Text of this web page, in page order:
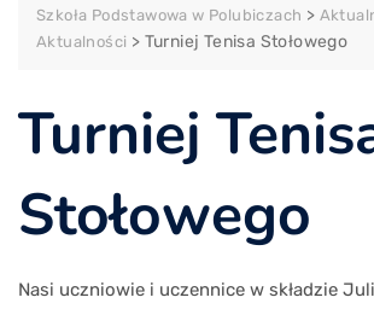
Szkoła Podstawowa w Polubiczach >
Aktualności > Turniej Tenisa Stołowego
Turniej
Stołowego
Nasi uczniowie i uczennice w składzie